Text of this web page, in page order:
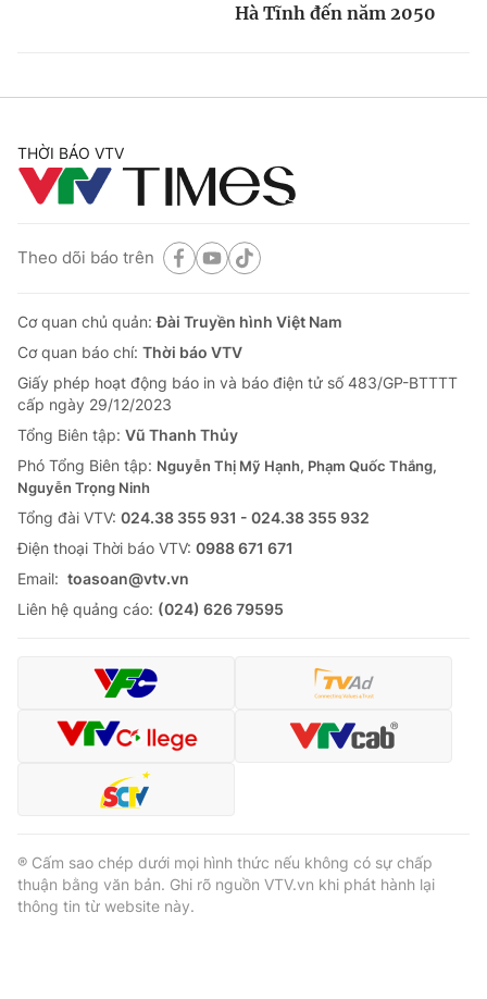
Hà Tĩnh đến năm 2050
THỜI BÁO VTV
Theo dõi báo trên
Cơ quan chủ quản:Đài Truyền hình Việt Nam
Cơ quan báo chí: Thời báo VTV
Giấy phép hoạt động báo in và báo điện tử số 483/GP-BTTTT
cấp ngày 29/12/2023
Tổng Biên tập: Vũ Thanh Thủy
Phó Tổng Biên tập: Nguyễn Thị Mỹ Hạnh, Phạm Quốc Thắng,
Nguyễn Trọng Ninh
Tổng đài VTV: 024.38 355 931 - 024.38 355 932
Ðiện thoại Thời báo VTV: 0988 671 671
Email: toasoan@vtv.vn
Liên hệ quảng cáo: (024) 626 79595
® Cấm sao chép dưới mọi hình thức nếu không có sự chấp
thuận bằng văn bản. Ghi rõ nguồn VTV.vn khi phát hành lại
thông tin từ website này.